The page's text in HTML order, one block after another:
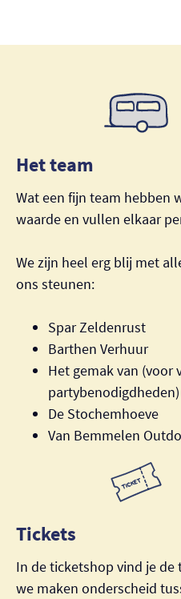
Het team
Wat een fijn team hebben
waarde en vullen elkaar
We zijn heel erg blij met
ons steunen:
Spar Zeldenrust
Barthen Verhuur
Het gemak van (voor
partybenodigdheden)
De Stochemhoeve
Van Bemmelen
Tickets
In de ticketshop vind je de
we maken onderscheid